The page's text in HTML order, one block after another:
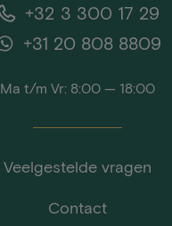
+32 3 300 17 29
+31 20 808 8809
Ma t/m Vr: 8:00 — 18:00
Veelgestelde vragen
Contact